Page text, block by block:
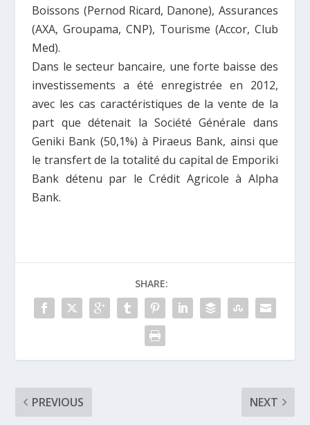
Boissons (Pernod Ricard, Danone), Assurances
(AXA, Groupama, CNP), Tourisme (Accor, Club
Med).
Dans le secteur bancaire, une forte baisse des
investissements a été enregistrée en 2012,
avec les cas caractéristiques de la vente de la
part que détenait la Société Générale dans
Geniki Bank (50,1%) à Piraeus Bank, ainsi que
le transfert de la totalité du capital de Emporiki
Bank détenu par le Crédit Agricole à Alpha
Bank.
SHARE:
PREVIOUS NEXT